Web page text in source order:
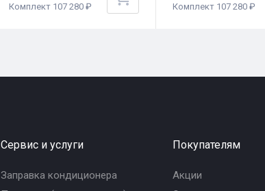
Комплект 107 280 ₽ Комплект 107 280 ₽
Сервис и услуги
Заправка кондиционера
Покупателям
Акции